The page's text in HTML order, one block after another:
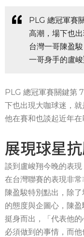
PLG 總冠軍賽
高潮，場下也
台灣一哥陳盈
一哥身手的盧峻
PLG 總冠軍賽關鍵第
下也出現大咖球迷，
他在賽和也談起近年在
展現球星
談到盧峻翔今晚的表
在台灣聯賽的表現非常
陳盈駿特別點出，除
的態度與企圖心，陳
挺身而出，「代表他
必須做到的事情，而他